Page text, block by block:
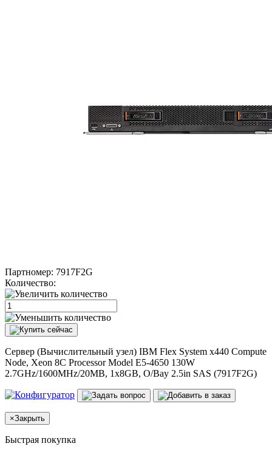
Партномер: 7917F2G
Количество:
Сервер (Вычислительный узел) IBM Flex System x440 Compute
Node, Xeon 8C Processor Model E5-4650 130W
2.7GHz/1600MHz/20MB, 1x8GB, O/Bay 2.5in SAS (7917F2G)
×Закрыть
Быстрая покупка